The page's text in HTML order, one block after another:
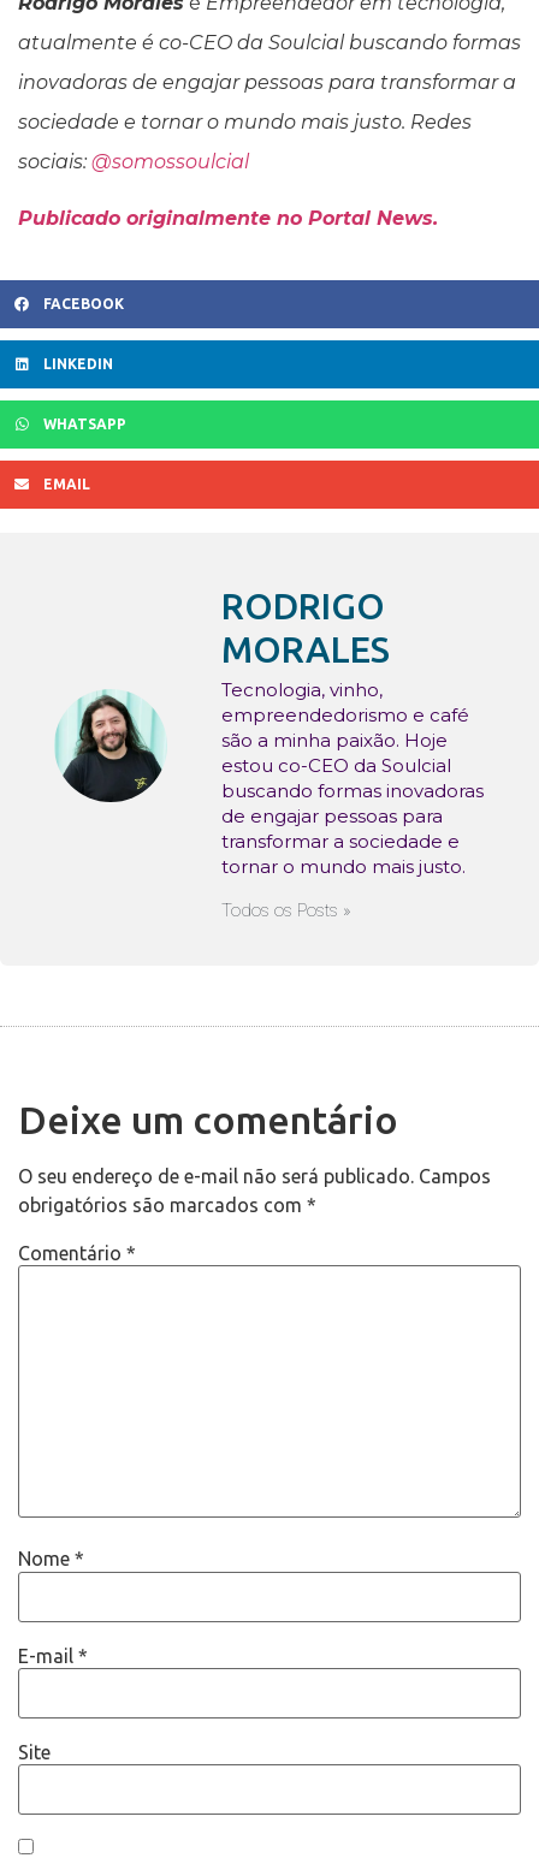
atualmente é co-CEO da Soulcial buscando formas
inovadoras de engajar pessoas para transformar a
sociedade e tornar o mundo mais justo. Redes
sociais: @somossoulcial
Publicado originalmente no Portal News.
FACEBOOK
LINKEDIN
WHATSAPP
EMAIL
RODRIGO
MORALES
Tecnologia, vinho,
empreendedorismo e café
são a minha paixão. Hoje
estou co-CEO da Soulcial
buscando formas inovadoras
de engajar pessoas para
transformar a sociedade e
tornar o mundo mais justo.
Todos os Posts »
Deixe um comentário
O seu endereço de e-mail não será publicado. Campos
obrigatórios são marcados com *
Comentário *
Nome *
E-mail *
Site